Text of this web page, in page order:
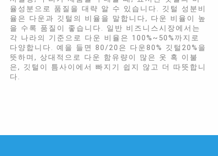
율성분으로 품질을 대략 알 수 있습니다. 깃털 성분비
율은 다운과 깃털의 비율을 말합니다, 다운 비율이 높
을 수록 품질이 좋습니다. 일반 비즈니스시장에서는
각 나라의 기준으로 다운 비율은 100%~50%까지로
다양합니다. 예을 들면 80/20은 다운80% 깃털20%을
뜻하며, 상대적으로 다운 함유량이 많은 옷 혹 이불
은, 깃털이 틈사이에서 빠지기 쉽지 않고 더 따뜻합니
다.